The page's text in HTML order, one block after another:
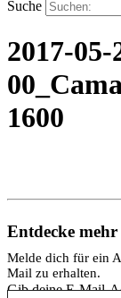
Suche
2017-05-
1600
Entdecke
Melde dich für ein
Mail zu erhalten.
Gib deine E-Mail-